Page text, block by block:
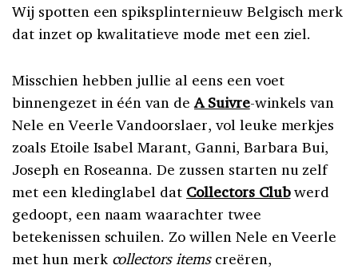
Wij spotten een spiksplinternieuw Belgisch merk
dat inzet op kwalitatieve mode met een ziel.
Misschien hebben jullie al eens een voet
binnengezet in één van deA Suivre-winkels van
Nele en Veerle Vandoorslaer, vol leuke merkjes
zoals Etoile Isabel Marant, Ganni, Barbara Bui,
Joseph en Roseanna. De zussen starten nu zelf
met een kledinglabel dat Collectors Clubwerd
gedoopt, een naam waarachter twee
betekenissen schuilen. Zo willen Nele en Veerle
met hun merk collectors itemscreëren,